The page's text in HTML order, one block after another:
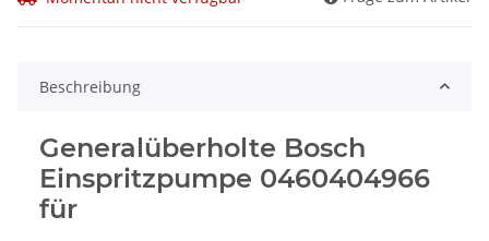
Beschreibung
Generalüberholte Bosch
Einspritzpumpe 0460404966
für